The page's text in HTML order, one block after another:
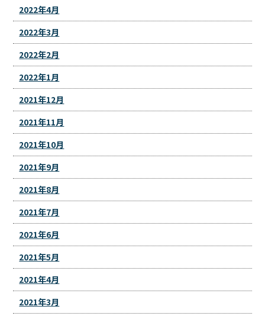
2022年4月
2022年3月
2022年2月
2022年1月
2021年12月
2021年11月
2021年10月
2021年9月
2021年8月
2021年7月
2021年6月
2021年5月
2021年4月
2021年3月